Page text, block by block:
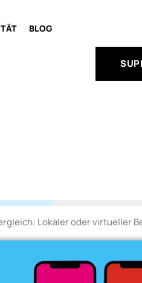
BLOG
Lokaler oder virtueller